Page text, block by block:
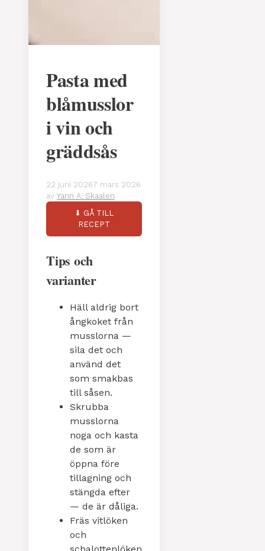
Pasta med
blåmusslor
i vin och
gräddsås
22 juni 20267 mars 2026
av Yann A. Skaalen
⬇ GÅ TILL
RECEPT
Tips och
varianter
Häll aldrig bort
ångkoket från
musslorna —
sila det och
använd det
som smakbas
till såsen.
Skrubba
musslorna
noga och kasta
de som är
öppna före
tillagning och
stängda efter
— de är dåliga.
Fräs vitlöken
och